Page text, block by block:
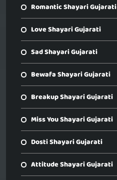
Romantic Shayari Gujarati
Love Shayari Gujarati
Sad Shayari Gujarati
Bewafa Shayari Gujarati
Breakup Shayari Gujarati
Miss You Shayari Gujarati
Dosti Shayari Gujarati
Attitude Shayari Gujarati